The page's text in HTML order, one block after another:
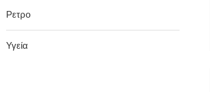
Ρετρο
Υγεία